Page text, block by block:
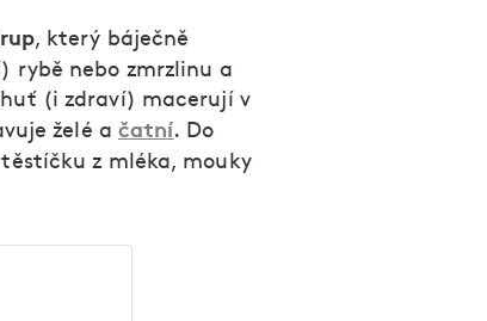
, který báječně
rybě nebo zmrzlinu a
(i zdraví) macerují v
želé a čatní. Do
z mléka, mouky